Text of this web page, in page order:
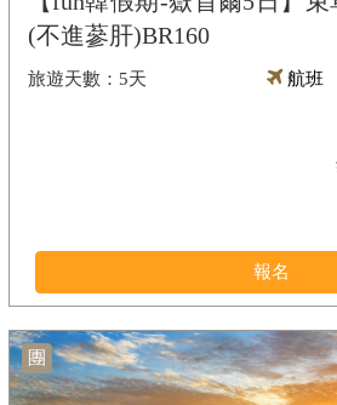
(不進蔘肝)BR160
5天 航班
報名
團